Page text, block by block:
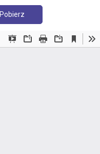
PobierzPobierz PDF